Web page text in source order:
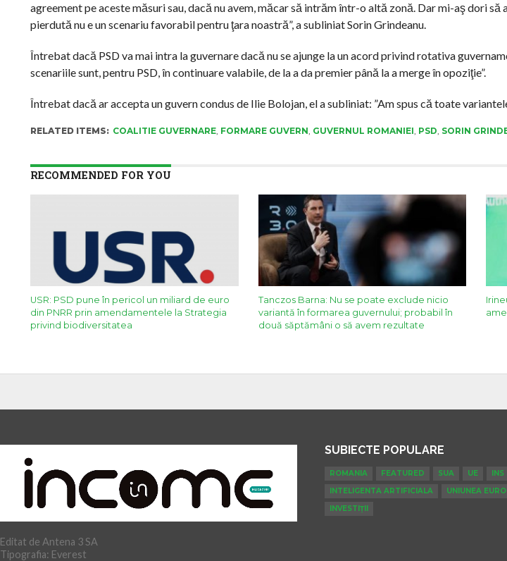
agreement pe aceste măsuri sau, dacă nu avem, măcar să intrăm într-o altă zonă. Dar mi-aş dori
pierdută nu e un scenariu favorabil pentru ţara noastră”, a subliniat Sorin Grindeanu.
Întrebat dacă PSD va mai intra la guvernare dacă nu se ajunge la un acord privind rotativa
scenariile sunt, pentru PSD, în continuare valabile, de la a da premier până la a merge în opoziţie”.
Întrebat dacă ar accepta un guvern condus de Ilie Bolojan, el a subliniat: ”Am spus că toate
RELATED ITEMS: COALITIE GUVERNARE, FORMARE GUVERN, GUVERNUL ROMANIEI, PSD, SORIN
RECOMMENDED FOR YOU
USR: PSD pune în pericol un miliard de euro
din PNRR prin amendamentele la Strategia
privind biodiversitatea
Tanczos Barna: Nu se poate exclude nicio
variantă în formarea guvernului; probabil în
două săptămâni o să avem rezultate
Editat de Antena 3 SA
Tipografia: Everest
SUBIECTE POPULARE
ROMANIA FEATURED SUA UE
INS
INTELIGENTA ARTIFICIALA
UNIUNEA
INVESTIȚII